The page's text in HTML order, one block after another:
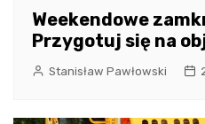
Weekendowe
Przygotuj się na
Stanisław Pawłowski